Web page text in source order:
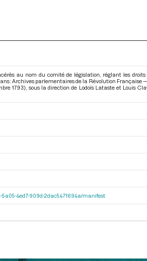
au nom du comité de législation, réglant les
: Archives parlementaires de la Révolution Française
1793) , sous la direction de Lodoïs Lataste et Louis
5a05-4ed7-909d-2dac5471694a/manifest